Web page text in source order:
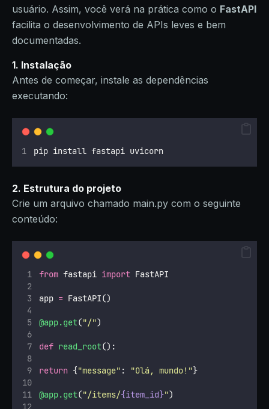
usuário. Assim, você verá na prática como o FastAPI
facilita o desenvolvimento de APIs leves e bem
documentadas.
1. Instalação
Antes de começar, instale as dependências
executando:
pip install fastapi uvicorn
2. Estrutura do projeto
Crie um arquivo chamado main.py com o seguinte
conteúdo:
from fastapi import FastAPI
app = FastAPI()
@app.get("/")
def read_root():
return {"message" : "Olá, mundo! "}
@app.get("/items/{item_id}")